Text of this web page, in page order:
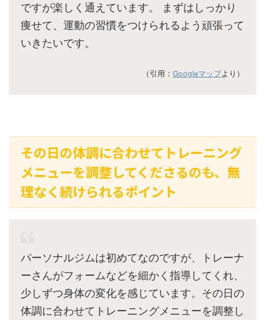
ですが楽しく通えています。 まずはしっかり
痩せて、運動の習慣をつけられるよう頑張って
いきたいです。
（引用： Googleマップより）
その日の体調に合わせてトレーニング
メニューを調整してくださるのも、無
理なく続けられるポイント
パーソナルジムは初めてなのですが、トレーナ
ーさんがフォームなどを細かく指導してくれ、
少しずつ身体の変化を感じています。その日の
体調に合わせてトレーニングメニューを調整し